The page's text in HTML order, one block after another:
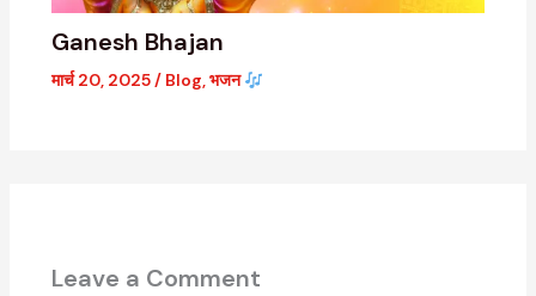
Ganesh Bhajan
मार्च 20, 2025/ Blog,भजन
Leave a Comment